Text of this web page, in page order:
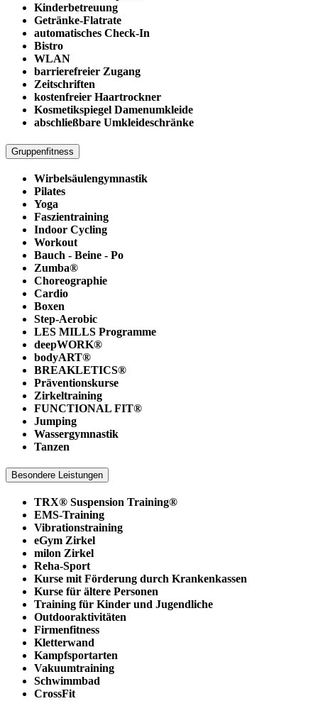
Kinderbetreuung
Getränke-Flatrate
automatisches Check-In
Bistro
WLAN
barrierefreier Zugang
Zeitschriften
kostenfreier Haartrockner
Kosmetikspiegel Damenumkleide
abschließbare Umkleideschränke
Gruppenfitness
Wirbelsäulengymnastik
Pilates
Yoga
Faszientraining
Indoor Cycling
Workout
Bauch - Beine - Po
Zumba®
Choreographie
Cardio
Boxen
Step-Aerobic
LES MILLS Programme
deepWORK®
bodyART®
BREAKLETICS®
Präventionskurse
Zirkeltraining
FUNCTIONAL FIT®
Jumping
Wassergymnastik
Tanzen
Besondere Leistungen
TRX® Suspension Training®
EMS-Training
Vibrationstraining
eGym Zirkel
milon Zirkel
Reha-Sport
Kurse mit Förderung durch Krankenkassen
Kurse für ältere Personen
Training für Kinder und Jugendliche
Outdooraktivitäten
Firmenfitness
Kletterwand
Kampfsportarten
Vakuumtraining
Schwimmbad
CrossFit